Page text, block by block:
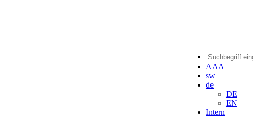
AAA
sw
de
DE
EN
Intern